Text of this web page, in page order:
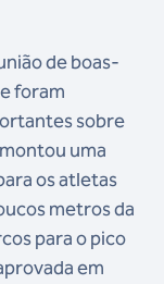
de boas-
foram
sobre
uma
os atletas
metros da
para o pico
em